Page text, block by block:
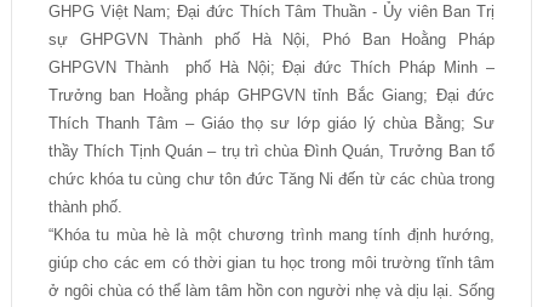
GHPG Việt Nam; Đại đức Thích Tâm Thuần - Ủy viên Ban Trị
sự GHPGVN Thành phố Hà Nội, Phó Ban Hoằng Pháp
GHPGVN Thành phố Hà Nội; Đại đức Thích Pháp Minh –
Trưởng ban Hoằng pháp GHPGVN tỉnh Bắc Giang; Đại đức
Thích Thanh Tâm – Giáo thọ sư lớp giáo lý chùa Bằng; Sư
thầy Thích Tịnh Quán – trụ trì chùa Đình Quán, Trưởng Ban tổ
chức khóa tu cùng chư tôn đức Tăng Ni đến từ các chùa trong
thành phố.
“Khóa tu mùa hè là một chương trình mang tính định hướng,
giúp cho các em có thời gian tu học trong môi trường tĩnh tâm
ở ngôi chùa có thể làm tâm hồn con người nhẹ và dịu lại. Sống